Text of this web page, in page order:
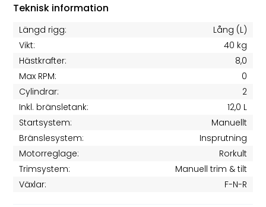
Teknisk information
Längd rigg:
Lång (L)
Vikt:
40 kg
Hästkrafter:
8,0
Max RPM:
0
Cylindrar:
2
Inkl. bränsletank:
12,0 L
Startsystem:
Manuellt
Bränslesystem:
Insprutning
Motorreglage:
Rorkult
Trimsystem:
Manuell trim & tilt
Växlar:
F-N-R